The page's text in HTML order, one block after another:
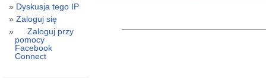
Dyskusja tego IP
Zaloguj się
Zaloguj przy
pomocy
Facebook
Connect